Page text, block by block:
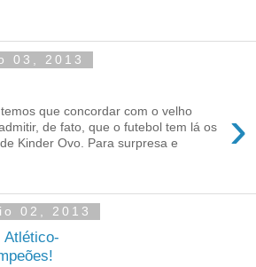
03, 2013
›
que concordar com o velho
de fato, que o futebol tem lá os
Kinder Ovo. Para surpresa e
02, 2013
Atlético-